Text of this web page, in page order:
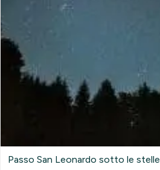
Passo San Leonardo sotto le stelle